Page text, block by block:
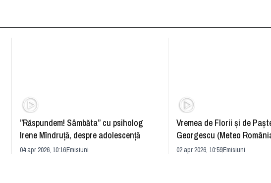
”Răspundem! Sâmbăta” cu psiholog
Irene Mîndruță, despre adolescență
04 apr 2026, 10:16Emisiuni
Vremea de Florii și de
Georgescu (Meteo
prognoza
02 apr 2026, 10:59Emisiuni